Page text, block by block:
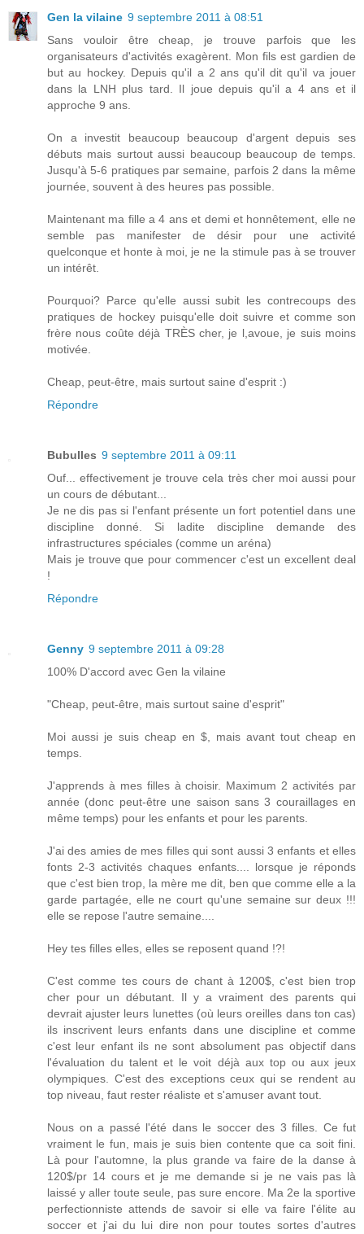
Gen la vilaine 9 septembre 2011 à 08:51
Sans vouloir être cheap, je trouve parfois que les
organisateurs d'activités exagèrent. Mon fils est gardien de
but au hockey. Depuis qu'il a 2 ans qu'il dit qu'il va jouer
dans la LNH plus tard. Il joue depuis qu'il a 4 ans et il
approche 9 ans.
On a investit beaucoup beaucoup d'argent depuis ses
débuts mais surtout aussi beaucoup beaucoup de temps.
Jusqu'à 5-6 pratiques par semaine, parfois 2 dans la même
journée, souvent à des heures pas possible.
Maintenant ma fille a 4 ans et demi et honnêtement, elle ne
semble pas manifester de désir pour une activité
quelconque et honte à moi, je ne la stimule pas à se trouver
un intérêt.
Pourquoi? Parce qu'elle aussi subit les contrecoups des
pratiques de hockey puisqu'elle doit suivre et comme son
frère nous coûte déjà TRÈS cher, je l,avoue, je suis moins
motivée.
Cheap, peut-être, mais surtout saine d'esprit :)
Répondre
Bubulles 9 septembre 2011 à 09:11
Ouf... effectivement je trouve cela très cher moi aussi pour
un cours de débutant...
Je ne dis pas si l'enfant présente un fort potentiel dans une
discipline donné. Si ladite discipline demande des
infrastructures spéciales (comme un aréna)
Mais je trouve que pour commencer c'est un excellent deal
!
Répondre
Genny 9 septembre 2011 à 09:28
100% D'accord avec Gen la vilaine
"Cheap, peut-être, mais surtout saine d'esprit"
Moi aussi je suis cheap en $, mais avant tout cheap en
temps.
J'apprends à mes filles à choisir. Maximum 2 activités par
année (donc peut-être une saison sans 3 couraillages en
même temps) pour les enfants et pour les parents.
J'ai des amies de mes filles qui sont aussi 3 enfants et elles
fonts 2-3 activités chaques enfants.... lorsque je réponds
que c'est bien trop, la mère me dit, ben que comme elle a la
garde partagée, elle ne court qu'une semaine sur deux !!!
elle se repose l'autre semaine....
Hey tes filles elles, elles se reposent quand !?!
C'est comme tes cours de chant à 1200$, c'est bien trop
cher pour un débutant. Il y a vraiment des parents qui
devrait ajuster leurs lunettes (où leurs oreilles dans ton cas)
ils inscrivent leurs enfants dans une discipline et comme
c'est leur enfant ils ne sont absolument pas objectif dans
l'évaluation du talent et le voit déjà aux top ou aux jeux
olympiques. C'est des exceptions ceux qui se rendent au
top niveau, faut rester réaliste et s'amuser avant tout.
Nous on a passé l'été dans le soccer des 3 filles. Ce fut
vraiment le fun, mais je suis bien contente que ca soit fini.
Là pour l'automne, la plus grande va faire de la danse à
120$/pr 14 cours et je me demande si je ne vais pas là
laissé y aller toute seule, pas sure encore. Ma 2e la sportive
perfectionniste attends de savoir si elle va faire l'élite au
soccer et j'ai du lui dire non pour toutes sortes d'autres